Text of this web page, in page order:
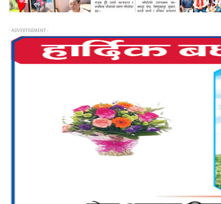
- ADVERTISEMENT -